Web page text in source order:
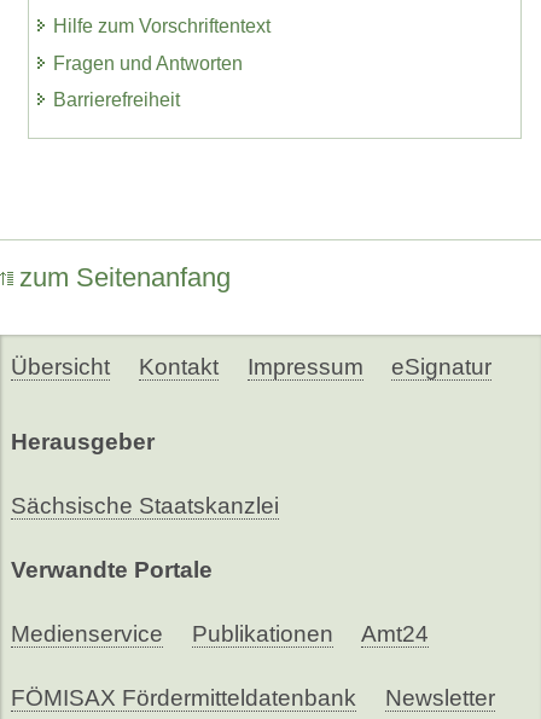
Hilfe zum Vorschriftentext
Fragen und Antworten
Barrierefreiheit
zum Seitenanfang
Übersicht Kontakt Impressum eSignatur
Herausgeber
Sächsische Staatskanzlei
Verwandte Portale
Medienservice Publikationen Amt24
FÖMISAX Fördermitteldatenbank Newsletter